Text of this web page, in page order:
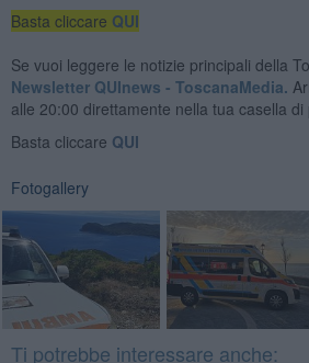
Basta cliccare QUI
Se vuoi leggere le notizie principali della
Newsletter QUInews - ToscanaMedia.
alle 20:00 direttamente nella tua casella di
Basta cliccare QUI
Fotogallery
Ti potrebbe interessare anche: